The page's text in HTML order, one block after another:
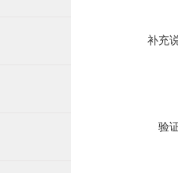
补充
验